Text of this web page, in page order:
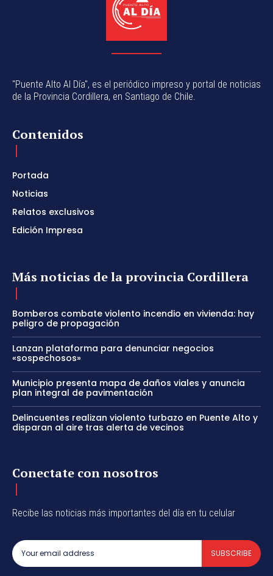
"Puente Alto Al Día", es el periódico impreso y portal de noticias
de la Provincia Cordillera, en Santiago de Chile.
Contenidos
Portada
Noticias
Relatos exclusivos
Edición Impresa
Más noticias de la provincia Cordillera
Bomberos combate violento incendio en vivienda: hay
peligro de propagación
Lanzan plataforma para denunciar negocios
«sospechosos»
Municipio presenta mapa de daños viales y anuncia
plan integral de pavimentación
Delincuentes realizan violento turbazo en Puente Alto y
disparan al aire tras alerta de vecinos
Conectate con nosotros
Recibe las noticias más importantes del día en tu celular
SUBSCRIBE